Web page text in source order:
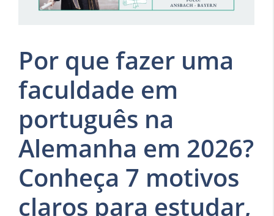
Por que fazer uma
faculdade em
português na
Alemanha em 2026?
Conheça 7 motivos
claros para estudar,